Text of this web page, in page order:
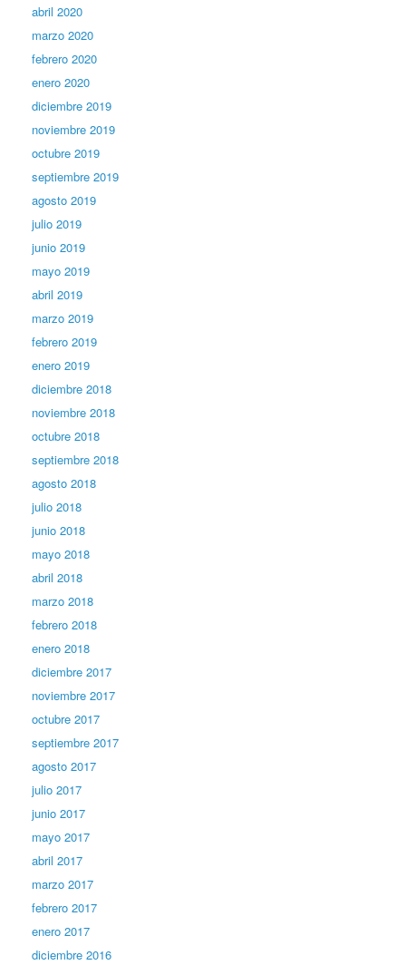
abril 2020
marzo 2020
febrero 2020
enero 2020
diciembre 2019
noviembre 2019
octubre 2019
septiembre 2019
agosto 2019
julio 2019
junio 2019
mayo 2019
abril 2019
marzo 2019
febrero 2019
enero 2019
diciembre 2018
noviembre 2018
octubre 2018
septiembre 2018
agosto 2018
julio 2018
junio 2018
mayo 2018
abril 2018
marzo 2018
febrero 2018
enero 2018
diciembre 2017
noviembre 2017
octubre 2017
septiembre 2017
agosto 2017
julio 2017
junio 2017
mayo 2017
abril 2017
marzo 2017
febrero 2017
enero 2017
diciembre 2016